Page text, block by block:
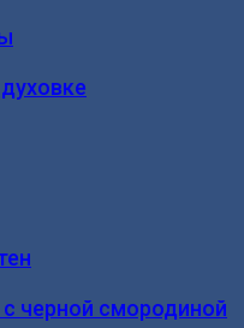
черной смородиной